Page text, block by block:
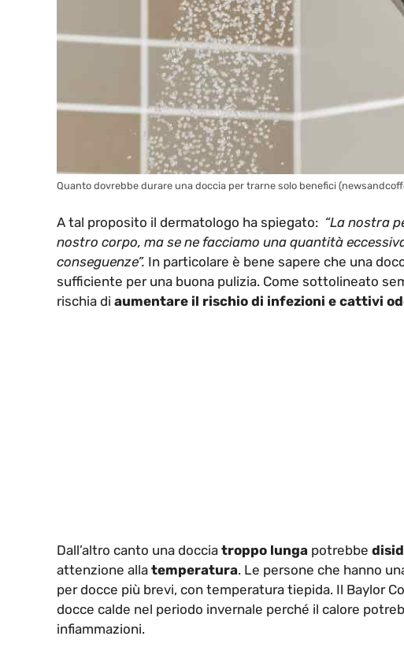
Quanto dovrebbe durare una doccia per trarne solo benefici
A tal proposito il dermatologo ha spiegato: “La nostra
nostro corpo, ma se ne facciamo una quantità
conseguenze”. In particolare è bene sapere che una
sufficiente per una buona pulizia. Come sottolineato
rischia di aumentare il rischio di infezioni e cattivi
Dall’altro canto una doccia troppo lunga potrebbe
attenzione alla temperatura. Le persone che hanno
per docce più brevi, con temperatura tiepida. Il Baylor
docce calde nel periodo invernale perché il calore
infiammazioni.